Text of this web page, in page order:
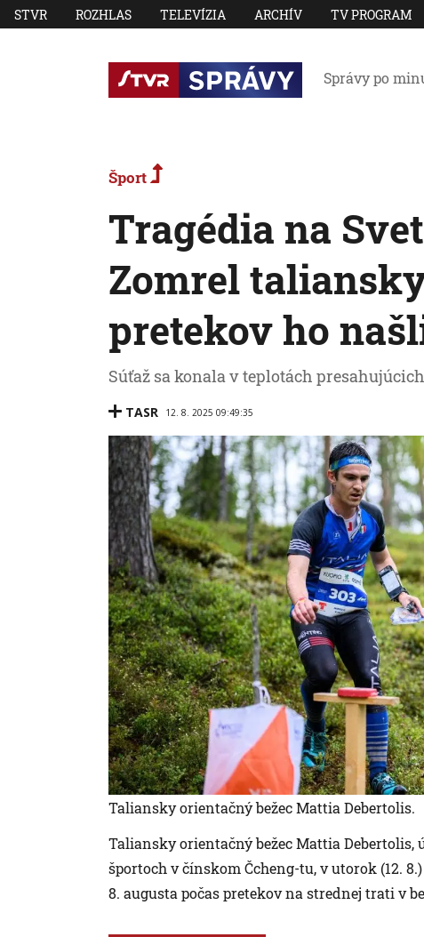
STVR ROZHLAS TELEVÍZIA ARCHÍV TV PROGRAM
Správy po
Šport
Tragédia na
Zomrel
pretekov ho
Súťaž sa konala v teplotách
TASR 12. 8. 2025 09:49:35
Taliansky orientačný bežec Mattia Debertolis.
Taliansky orientačný bežec Mattia
športoch v čínskom Čcheng-tu, v utorok (12.
8. augusta počas pretekov na strednej trati v